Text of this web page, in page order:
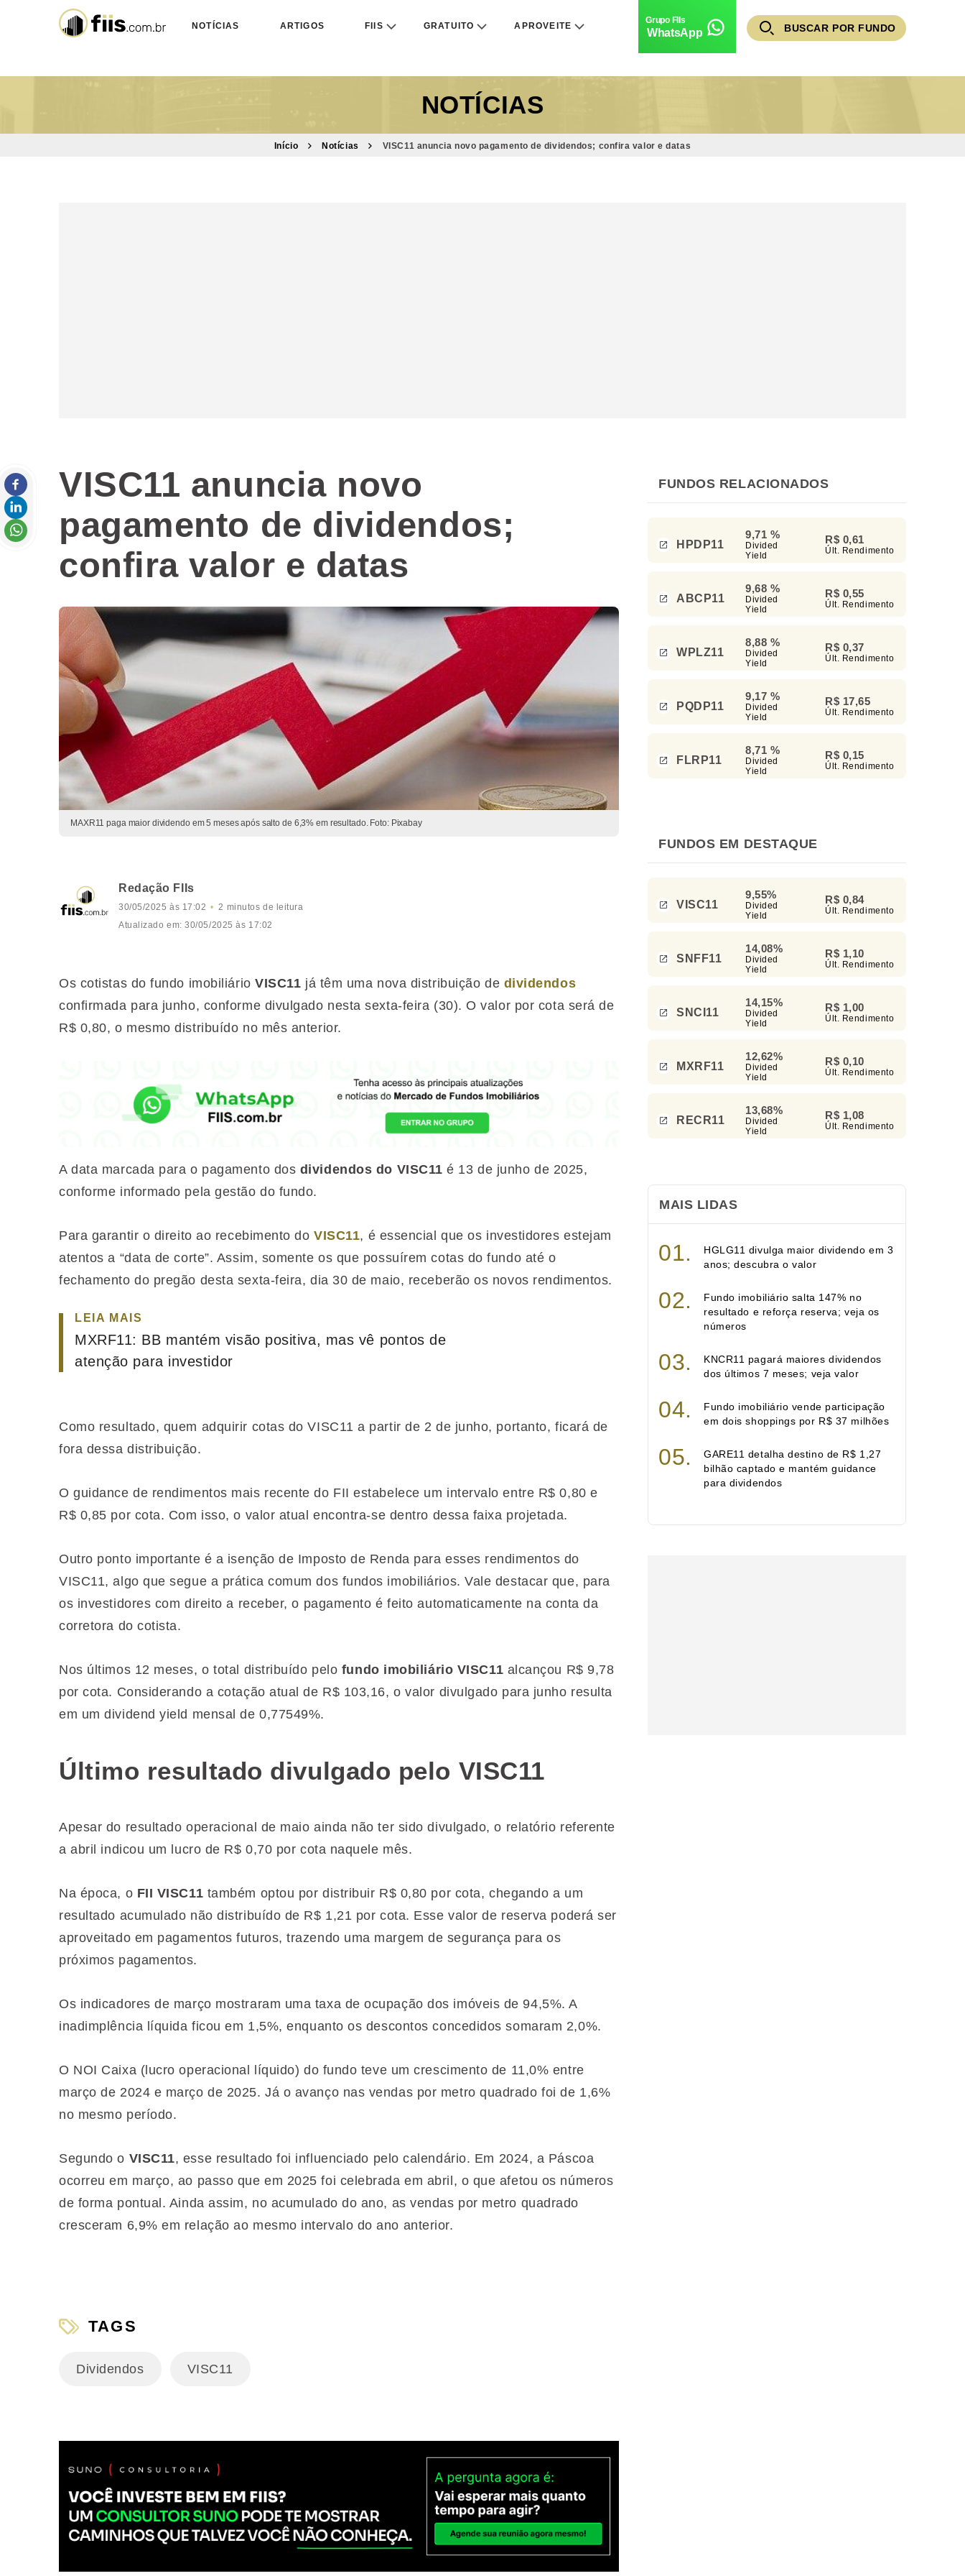
NOTÍCIAS ARTIGOS FIIS GRATUITO APROVEITE
WhatsApp BUSCAR POR FUNDO
NOTÍCIAS
Início Notícias VISC11 anuncia novo pagamento de dividendos; confira valor e datas
VISC11 anuncia novo
pagamento de dividendos;
confira valor e datas
MAXR11 paga maior dividendo em 5 meses após salto de 6,3% em resultado. Foto: Pixabay
Redação FIIs
30/05/2025 às 17:02
2 minutos de leitura
Atualizado em: 30/05/2025 às 17:02
Os cotistas do fundo imobiliárioVISC11 já têm uma nova distribuição de dividendos
confirmada para junho, conforme divulgado nesta sexta-feira (30). O valor por cota será de
R$ 0,80, o mesmo distribuído no mês anterior.
A data marcada para o pagamento dos dividendos do VISC11é 13 de junho de 2025,
conforme informado pela gestão do fundo.
Para garantir o direito ao recebimento doVISC11, é essencial que os investidores estejam
atentos a “data de corte”. Assim, somente os que possuírem cotas do fundo até o
fechamento do pregão desta sexta-feira, dia 30 de maio, receberão os novos rendimentos.
LEIA MAIS
MXRF11: BB mantém visão positiva, mas vê pontos de
atenção para investidor
Como resultado, quem adquirir cotas do VISC11 a partir de 2 de junho, portanto, ficará de
fora dessa distribuição.
O guidance de rendimentos mais recente do FII estabelece um intervalo entre R$ 0,80 e
R$ 0,85 por cota. Com isso, o valor atual encontra-se dentro dessa faixa projetada.
Outro ponto importante é a isenção de Imposto de Renda para esses rendimentos do
VISC11, algo que segue a prática comum dos fundos imobiliários. Vale destacar que, para
os investidores com direito a receber, o pagamento é feito automaticamente na conta da
corretora do cotista.
Nos últimos 12 meses, o total distribuído pelo fundo imobiliário VISC11 alcançou R$ 9,78
por cota. Considerando a cotação atual de R$ 103,16, o valor divulgado para junho resulta
em um dividend yield mensal de 0,77549%.
Último resultado divulgado pelo VISC11
Apesar do resultado operacional de maio ainda não ter sido divulgado, o relatório referente
a abril indicou um lucro de R$ 0,70 por cota naquele mês.
Na época, o FII VISC11 também optou por distribuir R$ 0,80 por cota, chegando a um
resultado acumulado não distribuído de R$ 1,21 por cota. Esse valor de reserva poderá ser
aproveitado em pagamentos futuros, trazendo uma margem de segurança para os
próximos pagamentos.
Os indicadores de março mostraram uma taxa de ocupação dos imóveis de 94,5%. A
inadimplência líquida ficou em 1,5%, enquanto os descontos concedidos somaram 2,0%.
O NOI Caixa (lucro operacional líquido) do fundo teve um crescimento de 11,0% entre
março de 2024 e março de 2025. Já o avanço nas vendas por metro quadrado foi de 1,6%
no mesmo período.
Segundo o VISC11, esse resultado foi influenciado pelo calendário. Em 2024, a Páscoa
ocorreu em março, ao passo que em 2025 foi celebrada em abril, o que afetou os números
de forma pontual. Ainda assim, no acumulado do ano, as vendas por metro quadrado
cresceram 6,9% em relação ao mesmo intervalo do ano anterior.
TAGS
Dividendos VISC11
FUNDOS RELACIONADOS
HPDP11
9,71 %
Divided
Yield
R$ 0,61
Últ. Rendimento
ABCP11
9,68 %
Divided
Yield
R$ 0,55
Últ. Rendimento
WPLZ11
8,88 %
Divided
Yield
R$ 0,37
Últ. Rendimento
PQDP11
9,17 %
Divided
Yield
R$ 17,65
Últ. Rendimento
FLRP11
8,71 %
Divided
Yield
R$ 0,15
Últ. Rendimento
FUNDOS EM DESTAQUE
VISC11
9,55%
Divided
Yield
R$ 0,84
Últ. Rendimento
SNFF11
14,08%
Divided
Yield
R$ 1,10
Últ. Rendimento
SNCI11
14,15%
Divided
Yield
R$ 1,00
Últ. Rendimento
MXRF11
12,62%
Divided
Yield
R$ 0,10
Últ. Rendimento
RECR11
13,68%
Divided
Yield
R$ 1,08
Últ. Rendimento
MAIS LIDAS
HGLG11 divulga maior dividendo em 3
anos; descubra o valor
Fundo imobiliário salta 147% no
resultado e reforça reserva; veja os
números
KNCR11 pagará maiores dividendos
dos últimos 7 meses; veja valor
Fundo imobiliário vende participação
em dois shoppings por R$ 37 milhões
GARE11 detalha destino de R$ 1,27
bilhão captado e mantém guidance
para dividendos